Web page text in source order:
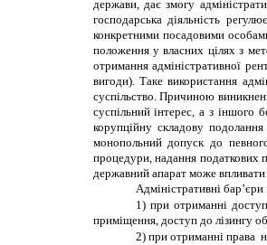
держави, дає змогу
господарська діяльність
конкретними посадовими
положення у власних цілях з
отримання адміністративної
вигоди). Таке використання
суспільство. Причиною
суспільний інтерес, а з іншого
корупційну складову
монопольний допуск до певного
процедури, надання податкових
державний апарат може впливати
Адміністративні
1) при отриманні
приміщення, доступ до лізингу
2) при отриманні права